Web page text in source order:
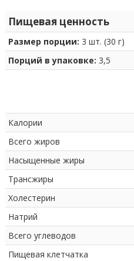
Пищевая ценность
Размер порции: 3 шт. (30 г)
Порций в упаковке: 3,5
Калории
Всего жиров
Насыщенные жиры
Трансжиры
Холестерин
Натрий
Всего углеводов
Пищевая клетчатка